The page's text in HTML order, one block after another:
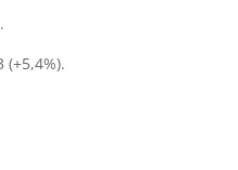
(+5,4%).